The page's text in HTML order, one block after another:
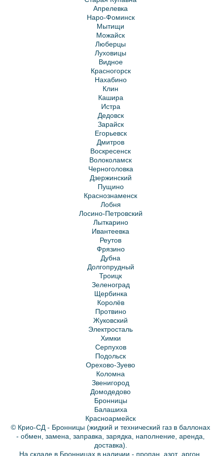
Апрелевка
Наро-Фоминск
Мытищи
Можайск
Люберцы
Луховицы
Видное
Красногорск
Нахабино
Клин
Кашира
Истра
Дедовск
Зарайск
Егорьевск
Дмитров
Воскресенск
Волоколамск
Черноголовка
Дзержинский
Пущино
Краснознаменск
Лобня
Лосино-Петровский
Лыткарино
Ивантеевка
Реутов
Фрязино
Дубна
Долгопрудный
Троицк
Зеленоград
Щербинка
Королёв
Протвино
Жуковский
Электросталь
Химки
Серпухов
Подольск
Орехово-Зуево
Коломна
Звенигород
Домодедово
Бронницы
Балашиха
Красноармейск
© Крио-СД - Бронницы (жидкий и технический газ в баллонах
- обмен, замена, заправка, зарядка, наполнение, аренда,
доставка).
На складе в Бронницах в наличии - пропан азот, аргон